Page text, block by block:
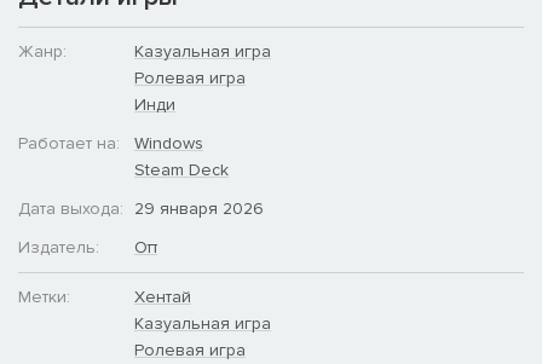
Жанр:
Казуальная игра
Ролевая игра
Инди
Работает на:
Windows
Steam Deck
Дата выхода:
29 января 2026
Издатель:
Oπ
Метки:
Хентай
Казуальная игра
Ролевая игра